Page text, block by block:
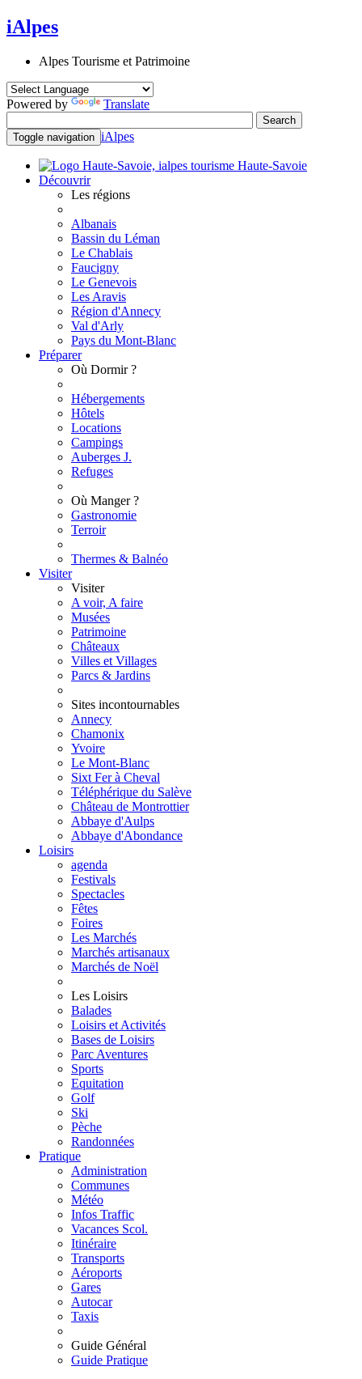
iAlpes
Alpes Tourisme et Patrimoine
Powered by Translate
Toggle navigation iAlpes
Haute-Savoie
Découvrir
Les régions
Albanais
Bassin du Léman
Le Chablais
Faucigny
Le Genevois
Les Aravis
Région d'Annecy
Val d'Arly
Pays du Mont-Blanc
Préparer
Où Dormir ?
Hébergements
Hôtels
Locations
Campings
Auberges J.
Refuges
Où Manger ?
Gastronomie
Terroir
Thermes & Balnéo
Visiter
Visiter
A voir, A faire
Musées
Patrimoine
Châteaux
Villes et Villages
Parcs & Jardins
Sites incontournables
Annecy
Chamonix
Yvoire
Le Mont-Blanc
Sixt Fer à Cheval
Téléphérique du Salève
Château de Montrottier
Abbaye d'Aulps
Abbaye d'Abondance
Loisirs
agenda
Festivals
Spectacles
Fêtes
Foires
Les Marchés
Marchés artisanaux
Marchés de Noël
Les Loisirs
Balades
Loisirs et Activités
Bases de Loisirs
Parc Aventures
Sports
Equitation
Golf
Ski
Pèche
Randonnées
Pratique
Administration
Communes
Météo
Infos Traffic
Vacances Scol.
Itinéraire
Transports
Aéroports
Gares
Autocar
Taxis
Guide Général
Guide Pratique